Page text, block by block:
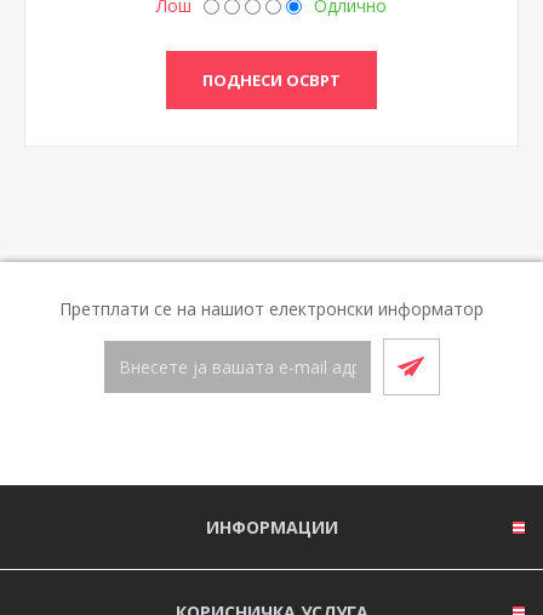
Лош Одлично
Претплати се на нашиот електронски информатор
ИНФОРМАЦИИ